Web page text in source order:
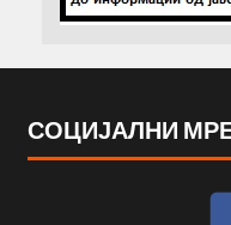
СОЦИЈАЛНИ